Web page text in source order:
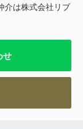
介は株式会社リブ
せ